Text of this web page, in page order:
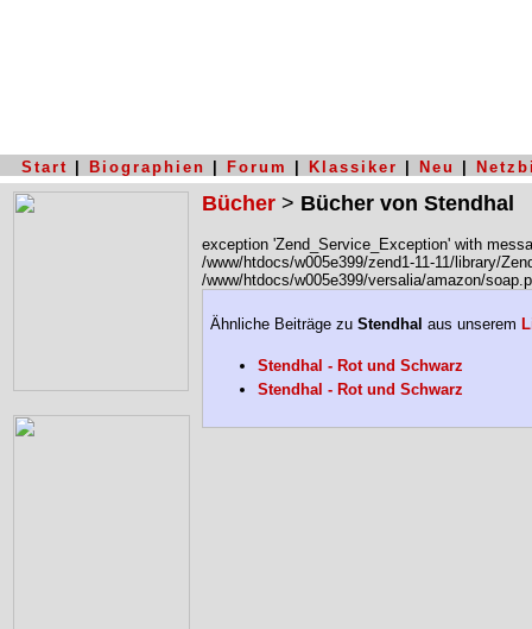
Start Biographien Forum Klassiker Neu
Bücher > Bücher von Stendhal
exception 'Zend_Service_Exception' with
/www/htdocs/w005e399/zend1-11-11/library/
/www/htdocs/w005e399/versalia/amazon/
Ähnliche Beiträge zu Stendhal aus unserem
Stendhal - Rot und Schwarz
Stendhal - Rot und Schwarz